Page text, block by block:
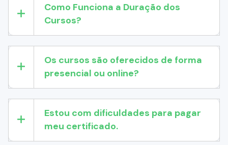
Como Funciona a Duração dos
Cursos?
Os cursos são oferecidos de forma
presencial ou online?
Estou com dificuldades para pagar
meu certificado.